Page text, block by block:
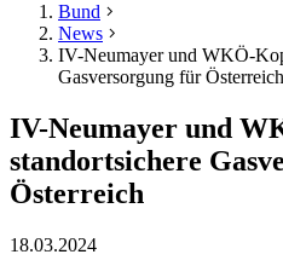
Bund
News
IV-Neumayer und WKÖ-
Gasversorgung für Österreich
IV-Neumayer und
standortsichere
Österreich
18.03.2024